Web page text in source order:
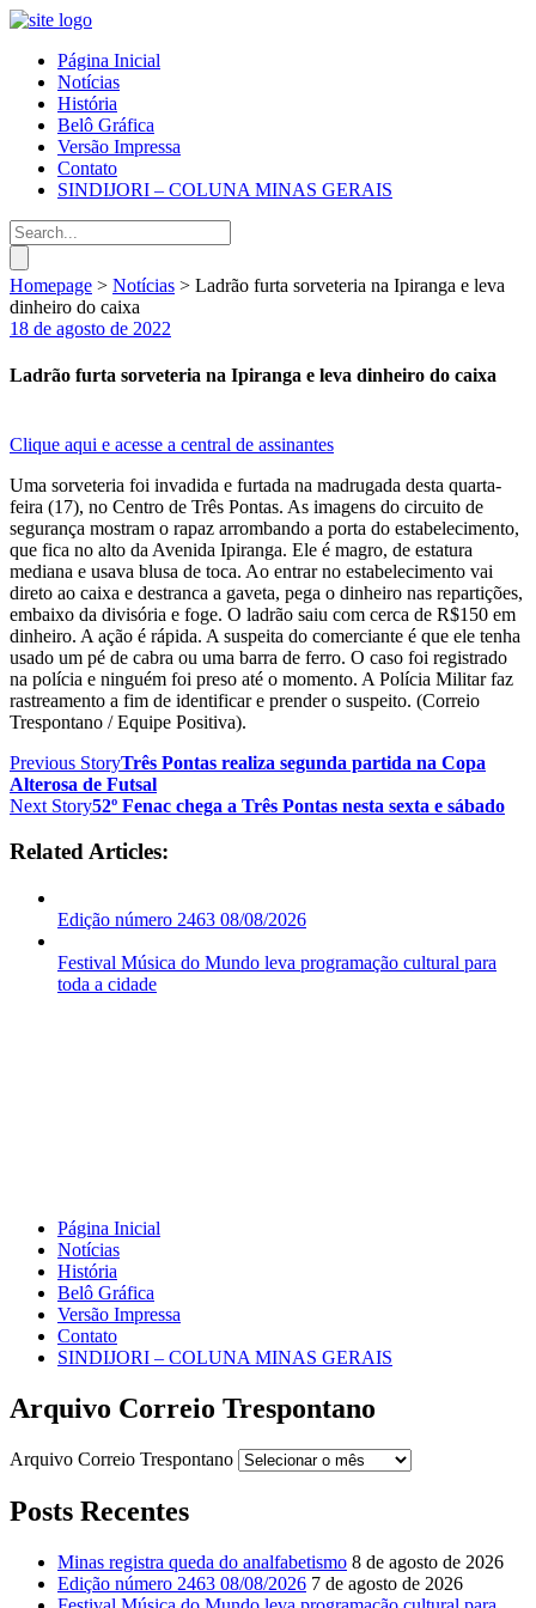
Página Inicial
Notícias
História
Belô Gráfica
Versão Impressa
Contato
SINDIJORI – COLUNA MINAS GERAIS
Homepage > Notícias > Ladrão furta sorveteria na Ipiranga e leva
dinheiro do caixa
18 de agosto de 2022
Ladrão furta sorveteria na Ipiranga e leva dinheiro do caixa
Clique aqui e acesse a central de assinantes
Uma sorveteria foi invadida e furtada na madrugada desta quarta-
feira (17), no Centro de Três Pontas. As imagens do circuito de
segurança mostram o rapaz arrombando a porta do estabelecimento,
que fica no alto da Avenida Ipiranga. Ele é magro, de estatura
mediana e usava blusa de toca. Ao entrar no estabelecimento vai
direto ao caixa e destranca a gaveta, pega o dinheiro nas repartições,
embaixo da divisória e foge. O ladrão saiu com cerca de R$150 em
dinheiro. A ação é rápida. A suspeita do comerciante é que ele tenha
usado um pé de cabra ou uma barra de ferro. O caso foi registrado
na polícia e ninguém foi preso até o momento. A Polícia Militar faz
rastreamento a fim de identificar e prender o suspeito. (Correio
Trespontano / Equipe Positiva).
Previous StoryTrês Pontas realiza segunda partida na Copa
Alterosa de Futsal
Next Story52º Fenac chega a Três Pontas nesta sexta e sábado
Related Articles:
Edição número 2463 08/08/2026
Festival Música do Mundo leva programação cultural para
toda a cidade
Página Inicial
Notícias
História
Belô Gráfica
Versão Impressa
Contato
SINDIJORI – COLUNA MINAS GERAIS
Arquivo Correio Trespontano
Arquivo Correio Trespontano
Posts Recentes
Minas registra queda do analfabetismo 8 de agosto de 2026
Edição número 2463 08/08/2026 7 de agosto de 2026